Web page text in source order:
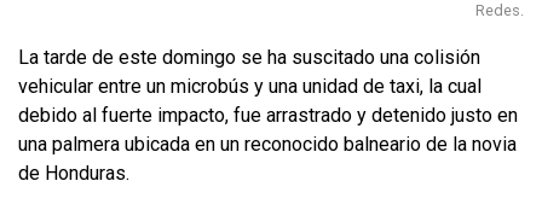
Redes.
La tarde de este domingo se ha suscitado una colisión
vehicular entre un microbús y una unidad de taxi, la cual
debido al fuerte impacto, fue arrastrado y detenido justo en
una palmera ubicada en un reconocido balneario de la novia
de Honduras.